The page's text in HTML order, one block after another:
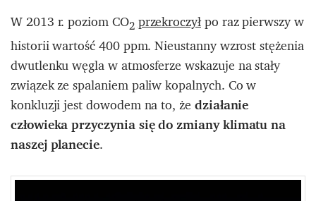
W 2013 r. poziom CO2przekroczyłpo raz pierwszy w
historii wartość 400 ppm. Nieustanny wzrost stężenia
dwutlenku węgla w atmosferze wskazuje na stały
związek ze spalaniem paliw kopalnych. Co w
konkluzji jest dowodem na to, żedziałanie
człowieka przyczynia się do zmiany klimatu na
naszej planecie.